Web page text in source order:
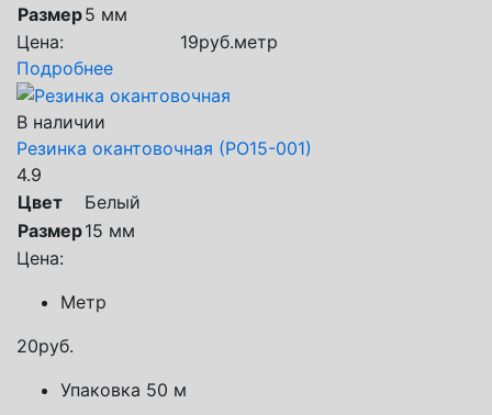
Размер5 мм
Цена:
19руб.метр
Подробнее
В наличии
Резинка окантовочная (РО15-001)
4.9
Цвет
Белый
Размер15 мм
Цена:
Метр
20руб.
Упаковка 50 м